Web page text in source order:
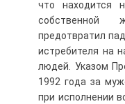
что находится
собственной
предотвратил
истребителя на
людей. Указом
1992 года за
при исполнении